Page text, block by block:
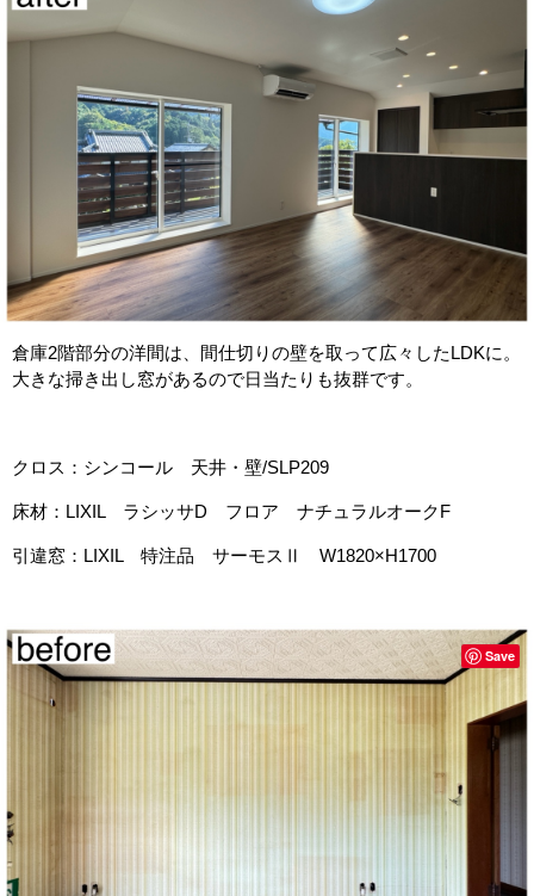
倉庫2階部分の洋間は、間仕切りの壁を取って広々したLDKに。
大きな掃き出し窓があるので日当たりも抜群です。
クロス：シンコール 天井・壁/SLP209
床材：LIXIL ラシッサD フロア ナチュラルオークF
引違窓：LIXIL 特注品 サーモスⅡ W1820×H1700
Save